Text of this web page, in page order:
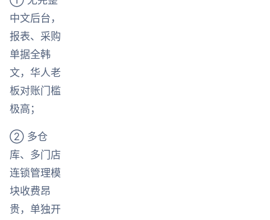
中文后台，
报表、采购
单据全韩
文，华人老
板对账门槛
极高；
② 多仓
库、多门店
连锁管理模
块收费昂
贵，单独开